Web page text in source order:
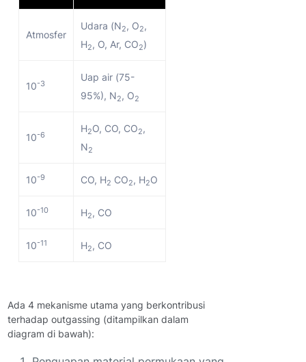
Atmosfer
Udara (N2, O2,
H2, O, Ar, CO2)
10-3
Uap air (75-
95%), N2, O2
10-6
H2O, CO, CO2,
N2
10-9 CO, H2 CO2, H2O
10-10 H2, CO
10-11 H2, CO
Ada 4 mekanisme utama yang berkontribusi
terhadap outgassing (ditampilkan dalam
diagram di bawah):